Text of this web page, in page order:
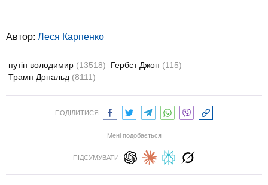
Автор: Леся Карпенко
путін володимир (13518) Гербст Джон (115)
Трамп Дональд (8111)
ПОДІЛИТИСЯ:
Мені подобається
ПІДСУМУВАТИ: